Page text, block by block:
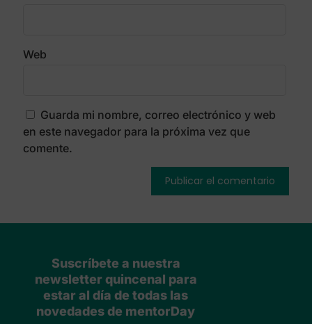
Web
Guarda mi nombre, correo electrónico y web
en este navegador para la próxima vez que
comente.
Suscríbete a nuestra
newsletter quincenal para
estar al día de todas las
novedades de mentorDay